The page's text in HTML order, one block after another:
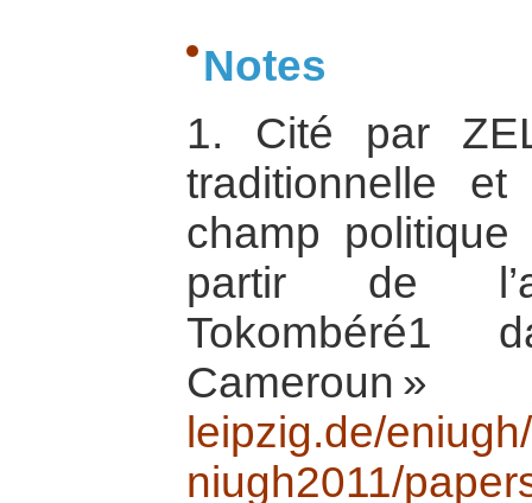
Notes
1. Cité par
traditionnelle
champ
partir de
Tokombéré1
leipzig.de/
niugh2011/